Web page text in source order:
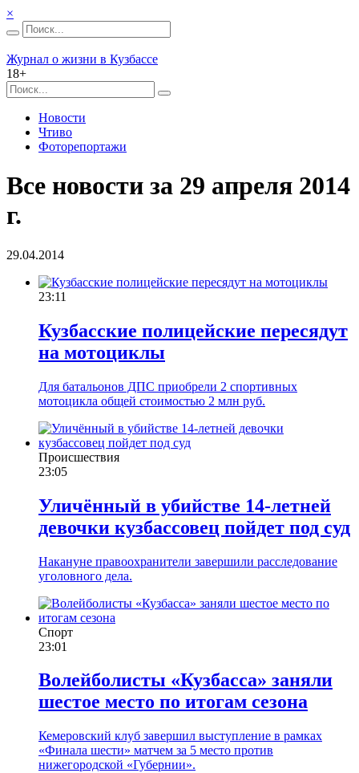
×
Журнал о жизни в Кузбассе
18+
Новости
Чтиво
Фоторепортажи
Все новости за 29 апреля 2014
г.
29.04.2014
23:11
Кузбасские полицейские пересядут
на мотоциклы
Для батальонов ДПС приобрели 2 спортивных
мотоцикла общей стоимостью 2 млн руб.
Происшествия
23:05
Уличённый в убийстве 14-летней
девочки кузбассовец пойдет под суд
Накануне правоохранители завершили расследование
уголовного дела.
Спорт
23:01
Волейболисты «Кузбасса» заняли
шестое место по итогам сезона
Кемеровский клуб завершил выступление в рамках
«Финала шести» матчем за 5 место против
нижегородской «Губернии».